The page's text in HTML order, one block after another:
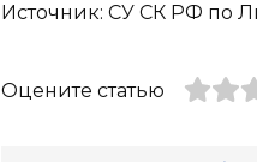
Источник: СУ СК РФ по
Оцените статью